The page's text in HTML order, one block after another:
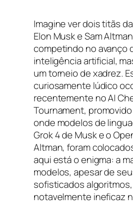
Imagine ver dois titãs
Elon Musk e Sam
competindo no avanço
inteligência artificial,
um torneio de xadrez.
curiosamente lúdico
recentemente no AI
Tournament,
onde modelos de
Grok 4 de Musk e o
Altman, foram
aqui está o enigma: a
modelos, apesar de
sofisticados
notavelmente ineficaz